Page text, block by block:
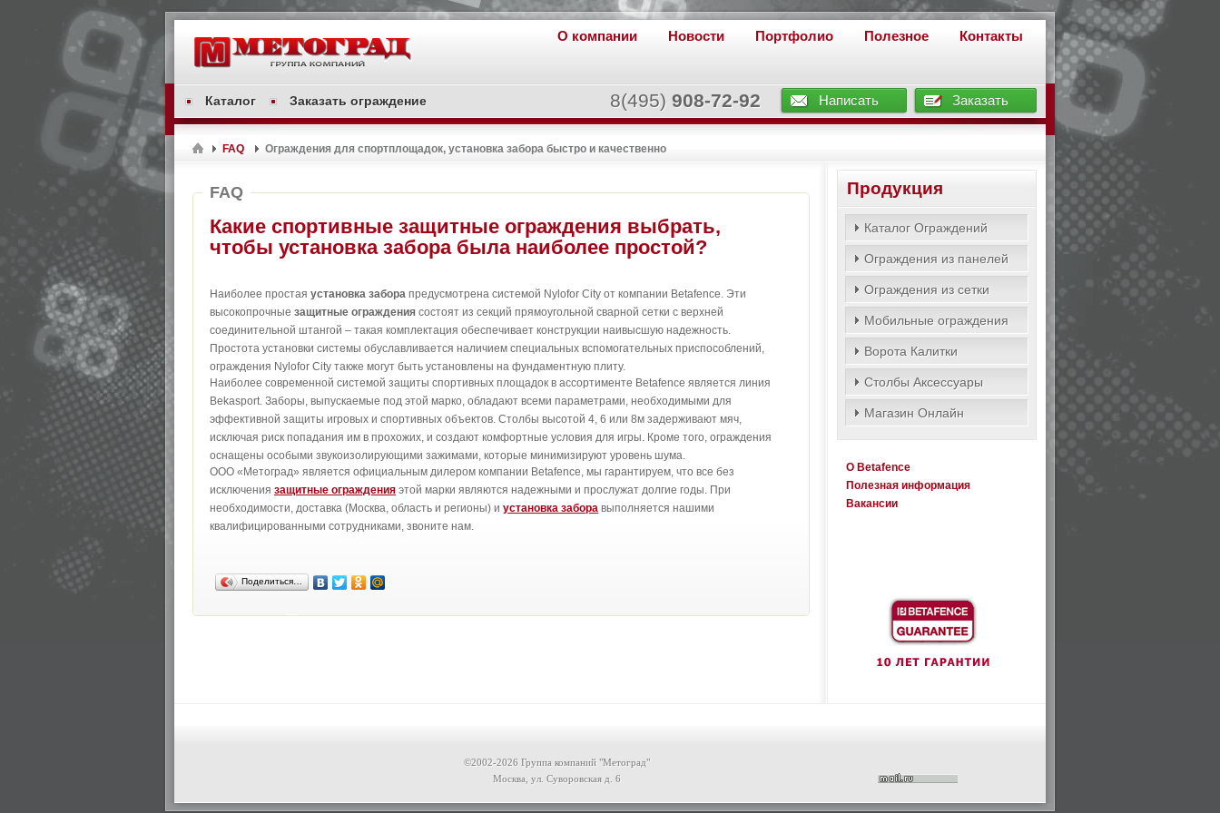
Написать Заказать
8(495) 908-72-92
О компании Новости Портфолио Полезное Контакты
Каталог Заказать ограждение
FAQ Ограждения для спортплощадок, установка забора быстро и качественно
FAQ
Какие спортивные защитные ограждения выбрать,
чтобы установка забора была наиболее простой?
Наиболее простая установка забора предусмотрена системой Nylofor City от компании Betafence. Эти
высокопрочные защитные ограждения состоят из секций прямоугольной сварной сетки с верхней
соединительной штангой – такая комплектация обеспечивает конструкции наивысшую надежность.
Простота установки системы обуславливается наличием специальных вспомогательных приспособлений,
ограждения Nylofor City также могут быть установлены на фундаментную плиту.
Наиболее современной системой защиты спортивных площадок в ассортименте Betafence является линия
Bekasport. Заборы, выпускаемые под этой марко, обладают всеми параметрами, необходимыми для
эффективной защиты игровых и спортивных объектов. Столбы высотой 4, 6 или 8м задерживают мяч,
исключая риск попадания им в прохожих, и создают комфортные условия для игры. Кроме того, ограждения
оснащены особыми звукоизолирующими зажимами, которые минимизируют уровень шума.
ООО «Метоград» является официальным дилером компании Betafence, мы гарантируем, что все без
исключения защитные ограждения этой марки являются надежными и прослужат долгие годы. При
необходимости, доставка (Москва, область и регионы) и установка забора выполняется нашими
квалифицированными сотрудниками, звоните нам.
Поделиться…
Продукция
Каталог Ограждений
Ограждения из панелей
Ограждения из сетки
Мобильные ограждения
Ворота Калитки
Столбы Аксессуары
Магазин Онлайн
О Betafence
Полезная информация
Вакансии
©2002-2026 Группа компаний "Метоград"
Москва, ул. Суворовская д. 6